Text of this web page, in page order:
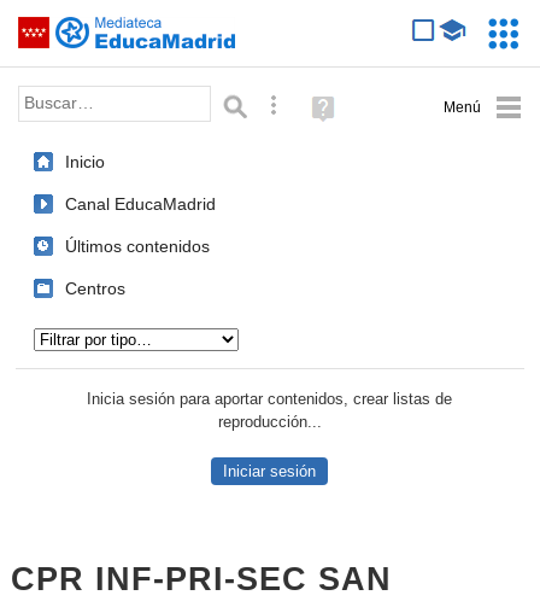
Saltar navegación
Palabra o frase: Búsqueda avanzada
Ayuda
(en
Inicio
Canal EducaMadrid
Últimos contenidos
Centros
Inicia sesión para aportar contenidos, crear listas de
reproducción...
Iniciar sesión
CPR INF-PRI-SEC SAN